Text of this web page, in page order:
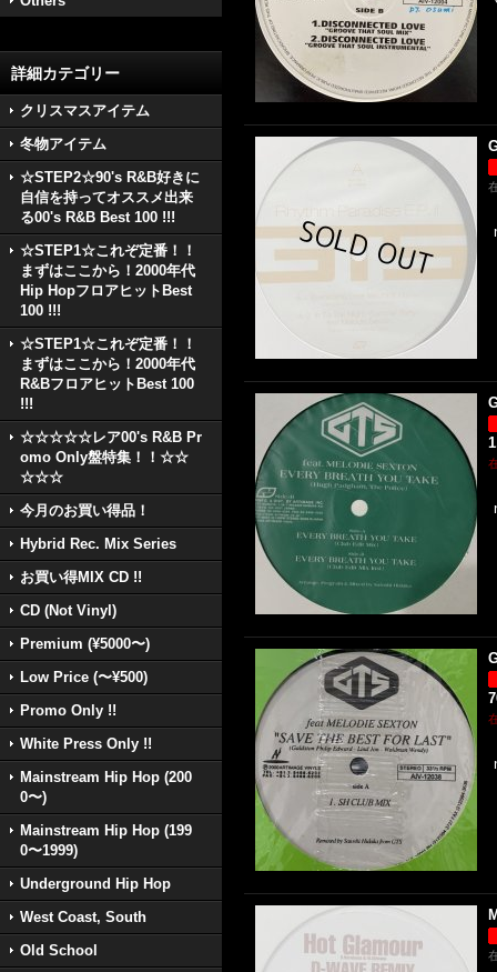
詳細カテゴリー
クリスマスアイテム
冬物アイテム
☆STEP2☆90's R&B好きに
自信を持ってオススメ出来
る00's R&B Best 100 !!!
☆STEP1☆これぞ定番！！
まずはここから！2000年代
Hip HopフロアヒットBest
100 !!!
☆STEP1☆これぞ定番！！
まずはここから！2000年代
R&BフロアヒットBest 100
!!!
☆☆☆☆☆レア00's R&B Pr
omo Only盤特集！！☆☆
☆☆☆
今月のお買い得品！
Hybrid Rec. Mix Series
お買い得MIX CD !!
CD (Not Vinyl)
Premium (¥5000〜)
Low Price (〜¥500)
Promo Only !!
White Press Only !!
Mainstream Hip Hop (200
0〜)
Mainstream Hip Hop (199
0〜1999)
Underground Hip Hop
West Coast, South
Old School